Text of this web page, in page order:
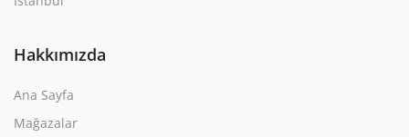
Hakkımızda
Ana Sayfa
Mağazalar